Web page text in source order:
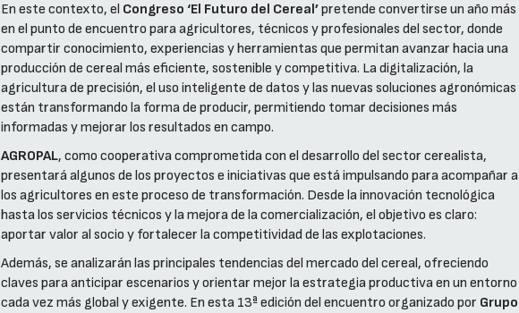
En este contexto, el Congreso ‘El Futuro del Cereal’pretende convertirse un año más
en el punto de encuentro para agricultores, técnicos y profesionales del sector, donde
compartir conocimiento, experiencias y herramientas que permitan avanzar hacia una
producción de cereal más eficiente, sostenible y competitiva. La digitalización, la
agricultura de precisión, el uso inteligente de datos y las nuevas soluciones agronómicas
están transformando la forma de producir, permitiendo tomar decisiones más
informadas y mejorar los resultados en campo.
AGROPAL, como cooperativa comprometida con el desarrollo del sector cerealista,
presentará algunos de los proyectos e iniciativas que está impulsando para acompañar a
los agricultores en este proceso de transformación. Desde la innovación tecnológica
hasta los servicios técnicos y la mejora de la comercialización, el objetivo es claro:
aportar valor al socio y fortalecer la competitividad de las explotaciones.
Además, se analizarán las principales tendencias del mercado del cereal, ofreciendo
claves para anticipar escenarios y orientar mejor la estrategia productiva en un entorno
cada vez más global y exigente. En esta 13ª edición del encuentro organizado por Grupo